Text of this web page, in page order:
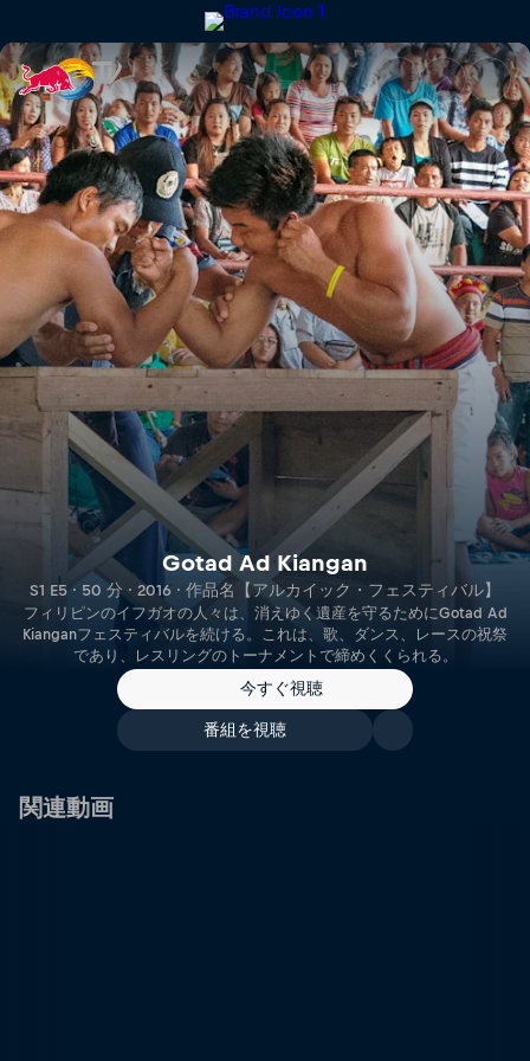
Gotad Ad Kiangan | Red Bull
Gotad Ad Kiangan
S1 E5 · 50 分 · 2016 · 作品名【アルカイック・フェスティバル】
フィリピンのイフガオの人々は、消えゆく遺産を守るためにGotad Ad
Kianganフェスティバルを続ける。これは、歌、ダンス、レースの祝祭
であり、レスリングのトーナメントで締めくくられる。
今すぐ視聴
番組を視聴
関連動画